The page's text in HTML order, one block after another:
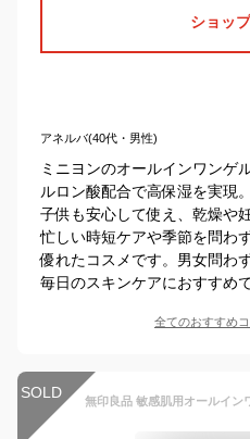
ショッ
アネルバ(40代・男性)
ミニヨンのオールインワンゲ
ルロン酸配合で高保湿を実現
子供も安心して使え、乾燥や
忙しい時短ケアや季節を問わ
優れたコスメです。男女問わ
毎日のスキンケアにおすすめ
全てのおすすめ
SOLD